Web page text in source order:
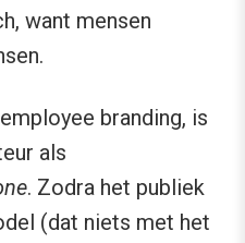
want mensen
branding, is
als
. Zodra het publiek
(dat niets met het